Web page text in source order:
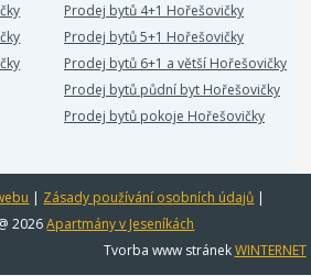
Prodej bytů 4+1 Hořešovičky
Prodej bytů 5+1 Hořešovičky
Prodej bytů 6+1 a větší Hořešovičky
Prodej bytů půdní byt Hořešovičky
Prodej bytů pokoje Hořešovičky
| Zásady používání osobních údajů |
2026Apartmány v Jeseníkách
Tvorba www stránekWINTERNET